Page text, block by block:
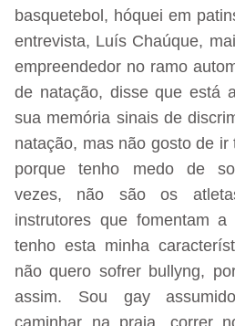
basquetebol, hóquei em
entrevista, Luís Chaúque,
empreendedor no ramo
de natação, disse que está
sua memória sinais de
natação, mas não gosto de
porque tenho medo de
vezes, não são os
instrutores que fomentam a
tenho esta minha
não quero sofrer bullyng,
assim. Sou gay
caminhar na praia, correr